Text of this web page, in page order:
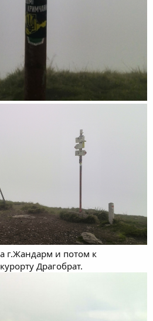
г.Жандарм и потом к
Драгобрат.